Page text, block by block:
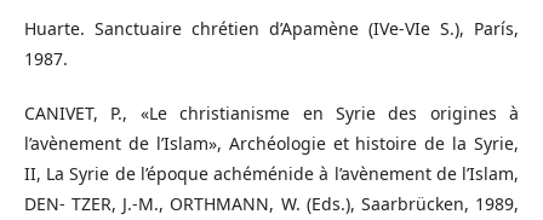
Huarte. Sanctuaire chrétien d’Apamène (IVe-VIe S.), París,
1987.
CANIVET, P., «Le christianisme en Syrie des origines à
l’avènement de l’Islam», Archéologie et histoire de la Syrie,
II, La Syrie de l’époque achéménide à l’avènement de l’Islam,
DEN- TZER, J.-M., ORTHMANN, W. (Eds.), Saarbrücken, 1989,